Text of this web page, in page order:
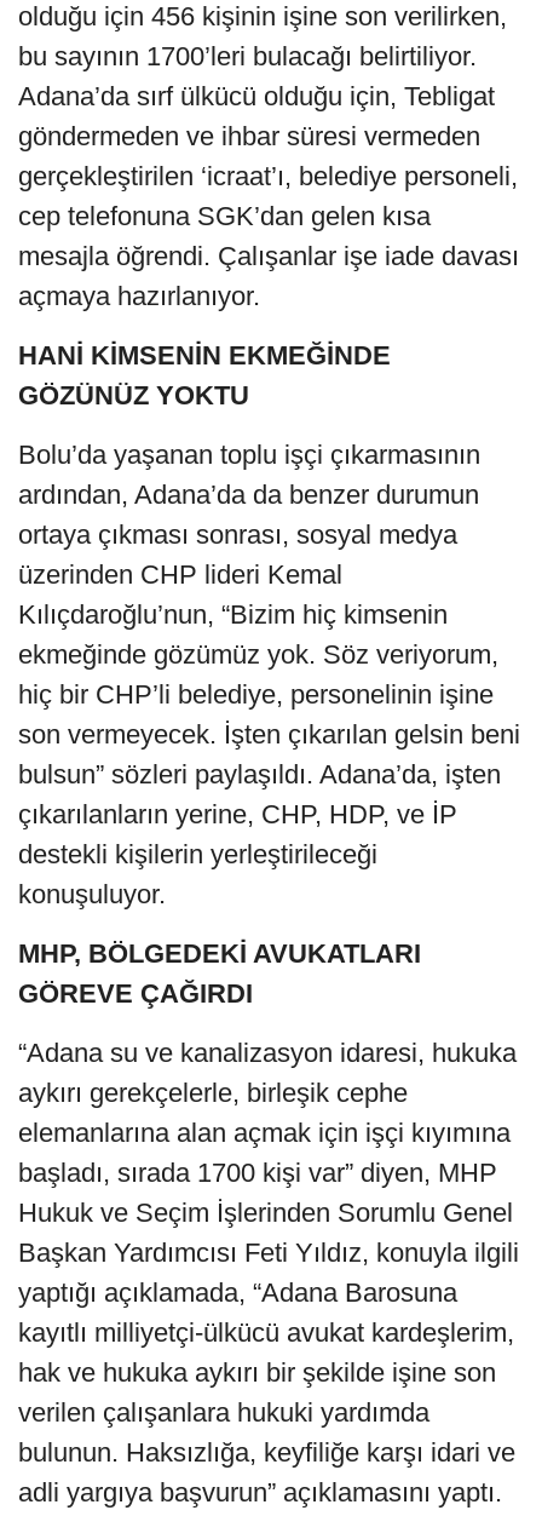
olduğu için 456 kişinin işine son verilirken,
bu sayının 1700’leri bulacağı belirtiliyor.
Adana’da sırf ülkücü olduğu için, Tebligat
göndermeden ve ihbar süresi vermeden
gerçekleştirilen ‘icraat’ı, belediye personeli,
cep telefonuna SGK’dan gelen kısa
mesajla öğrendi. Çalışanlar işe iade davası
açmaya hazırlanıyor.
HANİ KİMSENİN EKMEĞİNDE
GÖZÜNÜZ YOKTU
Bolu’da yaşanan toplu işçi çıkarmasının
ardından, Adana’da da benzer durumun
ortaya çıkması sonrası, sosyal medya
üzerinden CHP lideri Kemal
Kılıçdaroğlu’nun, “Bizim hiç kimsenin
ekmeğinde gözümüz yok. Söz veriyorum,
hiç bir CHP’li belediye, personelinin işine
son vermeyecek. İşten çıkarılan gelsin beni
bulsun” sözleri paylaşıldı. Adana’da, işten
çıkarılanların yerine, CHP, HDP, ve İP
destekli kişilerin yerleştirileceği
konuşuluyor.
MHP, BÖLGEDEKİ AVUKATLARI
GÖREVE ÇAĞIRDI
“Adana su ve kanalizasyon idaresi, hukuka
aykırı gerekçelerle, birleşik cephe
elemanlarına alan açmak için işçi kıyımına
başladı, sırada 1700 kişi var” diyen, MHP
Hukuk ve Seçim İşlerinden Sorumlu Genel
Başkan Yardımcısı Feti Yıldız, konuyla ilgili
yaptığı açıklamada, “Adana Barosuna
kayıtlı milliyetçi-ülkücü avukat kardeşlerim,
hak ve hukuka aykırı bir şekilde işine son
verilen çalışanlara hukuki yardımda
bulunun. Haksızlığa, keyfiliğe karşı idari ve
adli yargıya başvurun” açıklamasını yaptı.